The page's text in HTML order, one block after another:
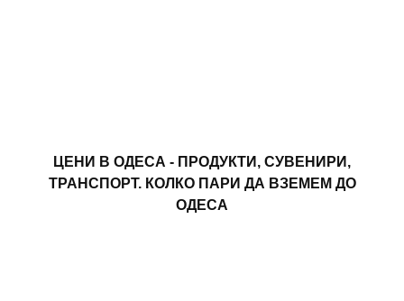
ЦЕНИ В ОДЕСА - ПРОДУКТИ, СУВЕНИРИ,
ТРАНСПОРТ. КОЛКО ПАРИ ДА ВЗЕМЕМ ДО
ОДЕСА